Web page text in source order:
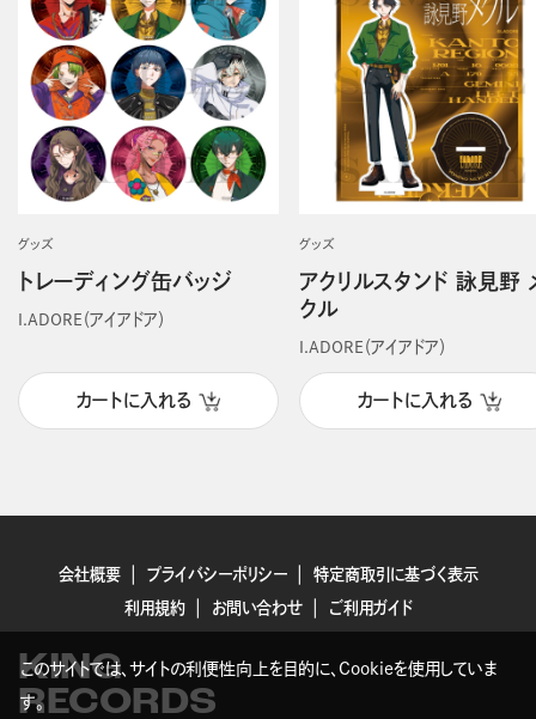
グッズ
トレーディング缶バッジ
I.ADORE（アイアドア）
カートに入れる
グッズ
アクリルスタンド 詠見野
クル
I.ADORE（アイアドア）
カートに入れる
会社概要 プライバシーポリシー
特定商取引に基づく表示
利用規約
お問い合わせ ご利用ガイド
KING
RECORDS
このサイトでは、サイトの利便性向上を目的に、Cookieを使用していま
す。